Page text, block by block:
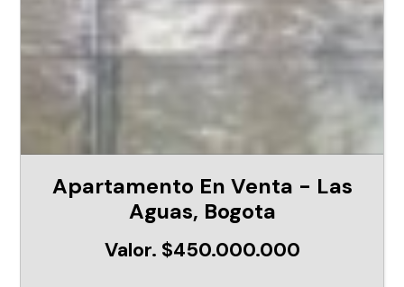
Apartamento En Venta - Las
Aguas, Bogota
Valor. $450.000.000